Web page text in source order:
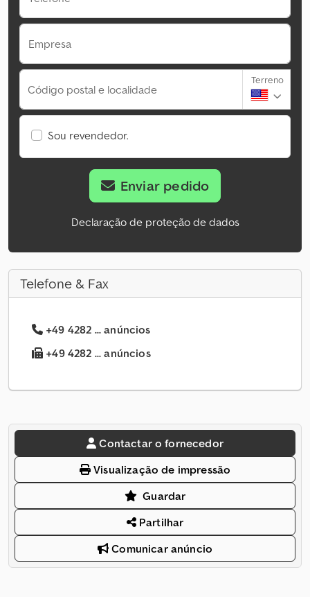
Empresa
Código postal e localidade
Terreno
Sou revendedor.
Enviar pedido
Declaração de proteção de dados
Telefone & Fax
+49 4282 ... anúncios
+49 4282 ... anúncios
Contactar o fornecedor
Visualização de impressão
Guardar
Partilhar
Comunicar anúncio